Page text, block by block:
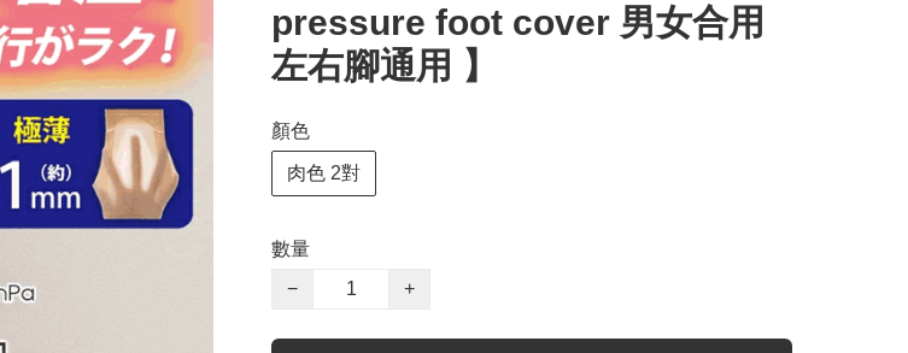
pressure foot cover 男女合用
左右腳通用 】
顏色
肉色 2對
數量
−
+